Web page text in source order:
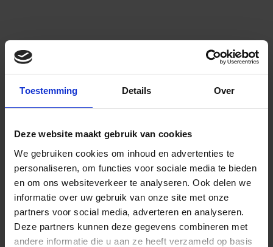
Toestemming Details Over
Deze website maakt gebruik van cookies
We gebruiken cookies om inhoud en advertenties te
personaliseren, om functies voor sociale media te bieden
en om ons websiteverkeer te analyseren. Ook delen we
informatie over uw gebruik van onze site met onze
partners voor social media, adverteren en analyseren.
Deze partners kunnen deze gegevens combineren met
andere informatie die u aan ze heeft verzameld op basis